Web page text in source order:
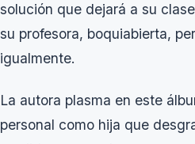
solución que dejará a su
su profesora, boquiabierta,
igualmente.
La autora plasma en este
personal como hija que